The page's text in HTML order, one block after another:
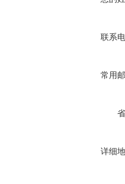
联系
常用
详细